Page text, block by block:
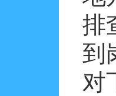
排
到
对